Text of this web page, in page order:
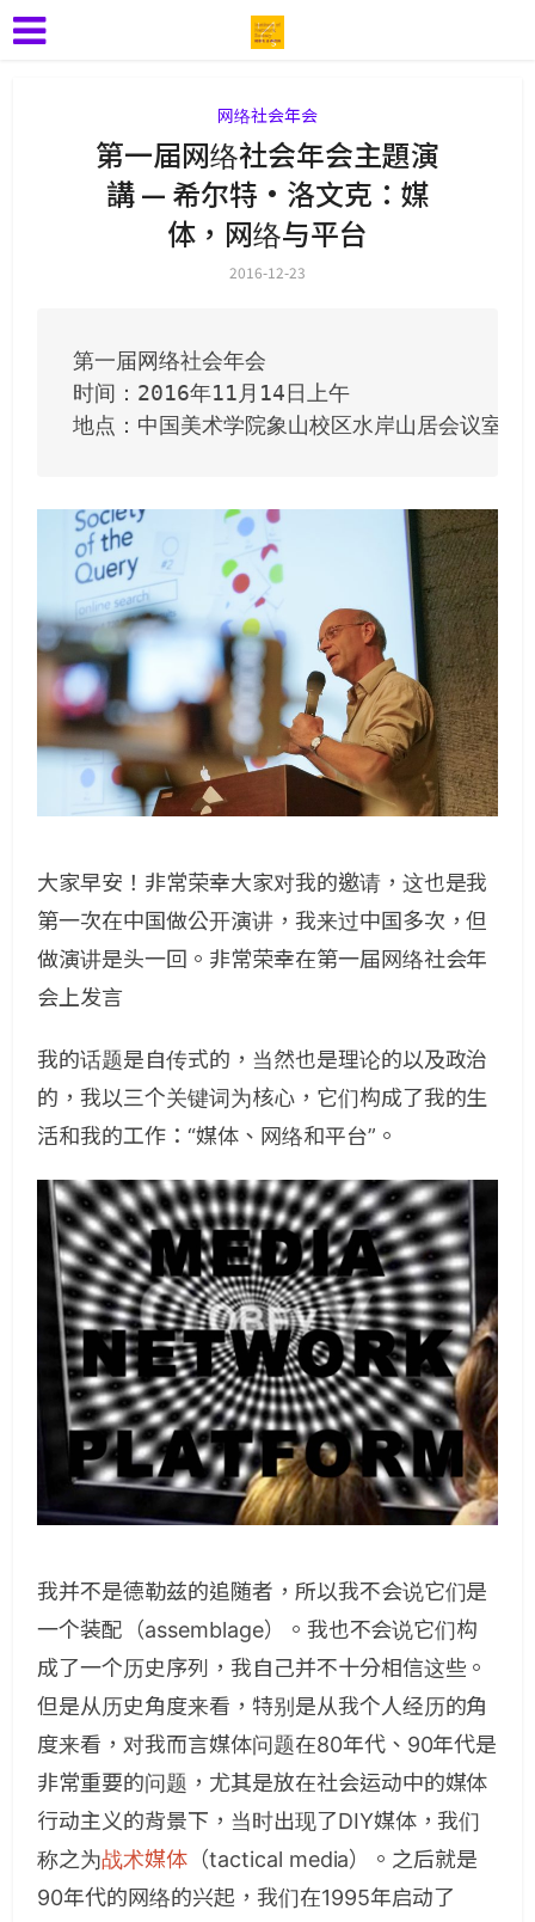
网络社会年会
第一届网络社会年会主題演
講 — 希尔特·洛文克：媒
体，网络与平台
2016-12-23
第一届网络社会年会
时间：2016年11月14日上午
地点：中国美术学院象山校区水岸山居会议室
大家早安！非常荣幸大家对我的邀请，这也是我
第一次在中国做公开演讲，我来过中国多次，但
做演讲是头一回。非常荣幸在第一届网络社会年
会上发言
我的话题是自传式的，当然也是理论的以及政治
的，我以三个关键词为核心，它们构成了我的生
活和我的工作：“媒体、网络和平台”。
我并不是德勒兹的追随者，所以我不会说它们是
一个装配（assemblage）。我也不会说它们构
成了一个历史序列，我自己并不十分相信这些。
但是从历史角度来看，特别是从我个人经历的角
度来看，对我而言媒体问题在80年代、90年代是
非常重要的问题，尤其是放在社会运动中的媒体
行动主义的背景下，当时出现了DIY媒体，我们
称之为战术媒体（tactical media）。之后就是
90年代的网络的兴起，我们在1995年启动了